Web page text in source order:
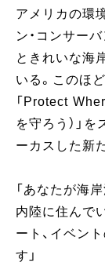
アメリカの環
ン・コンサー
ときれいな海
いる。このほ
「Protect
を守ろう）」
ーカスした新
「あなたが海
内陸に住んで
ート、イベン
す」